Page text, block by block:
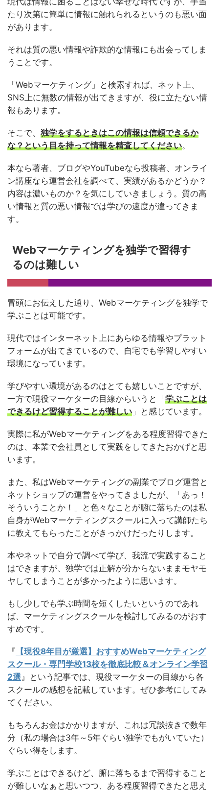
たり次第に簡単に情報に触れられるというのも悪い面
があります。
それは質の悪い情報や詐欺的な情報にも出会ってしま
うことです。
「Webマーケティング」と検索すれば、ネット上、
SNS上に無数の情報が出てきますが、役に立たない情
報もあります。
そこで、 独学をするときはこの情報は信頼できるか
な？という目を持って情報を精査してください。
本なら著者、ブログやYouTubeなら投稿者、オンライ
ン講座なら運営会社を調べて、実績があるかどうか？
内容は濃いものか？を気にしていきましょう。質の高
い情報と質の悪い情報では学びの速度が違ってきま
す。
Webマーケティングを独学で習得す
るのは難しい
冒頭にお伝えした通り、Webマーケティングを独学で
学ぶことは可能です。
現代ではインターネット上にあらゆる情報やプラット
フォームが出てきているので、自宅でも学習しやすい
環境になっています。
学びやすい環境があるのはとても嬉しいことですが、
一方で現役マーケターの目線からいうと「学ぶことは
できるけど習得することが難しい 」と感じています。
実際に私がWebマーケティングをある程度習得できた
のは、本業で会社員として実践をしてきたおかげと思
います。
また、私はWebマーケティングの副業でブログ運営と
ネットショップの運営をやってきましたが、「あっ！
そういうことか！」と色々なことが腑に落ちたのは私
自身がWebマーケティングスクールに入って講師たち
に教えてもらったことがきっかけだったりします。
本やネットで自分で調べて学び、我流で実践すること
はできますが、独学では正解が分からないままモヤモ
ヤしてしまうことが多かったように思います。
もし少しでも学ぶ時間を短くしたいというのであれ
ば、マーケティングスクールを検討してみるのがおす
すめです。
『 【現役8年目が厳選】おすすめWebマーケティング
スクール・専門学校13校を徹底比較＆オンライン学習
2選 』という記事では、現役マーケターの目線から各
スクールの感想を記載しています。ぜひ参考にしてみ
てください。
もちろんお金はかかりますが、これは冗談抜きで数年
分（私の場合は3年～5年ぐらい独学でもがいていた）
ぐらい得をします。
学ぶことはできるけど、腑に落ちるまで習得すること
が難しいなぁと思いつつ、ある程度習得できたと思え